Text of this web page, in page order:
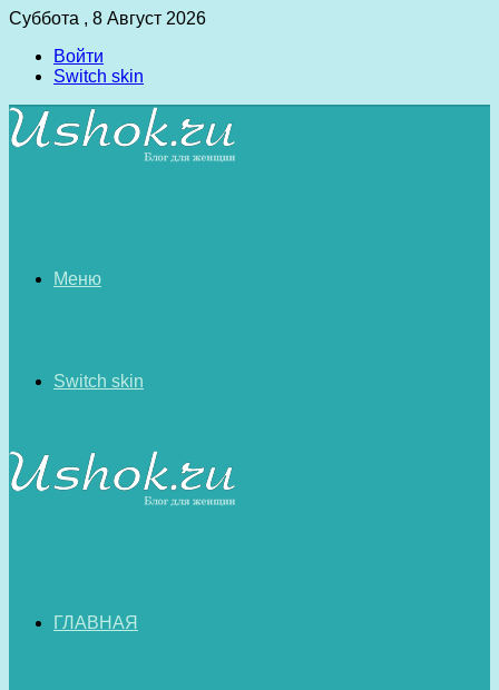
Суббота , 8 Август 2026
Войти
Switch skin
Меню
Switch skin
ГЛАВНАЯ